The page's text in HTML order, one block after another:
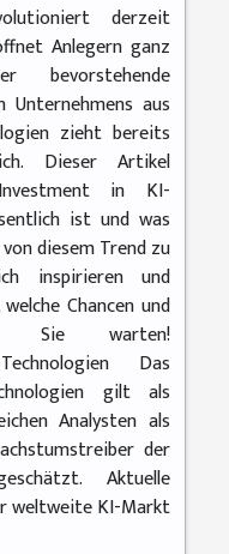
derzeit
Anlegern ganz
bevorstehende
Unternehmens aus
zieht bereits
Dieser Artikel
in KI-
ist und was
diesem Trend zu
inspirieren und
Chancen und
Sie warten!
Das
gilt als
Analysten als
der
Aktuelle
weltweite KI-Markt